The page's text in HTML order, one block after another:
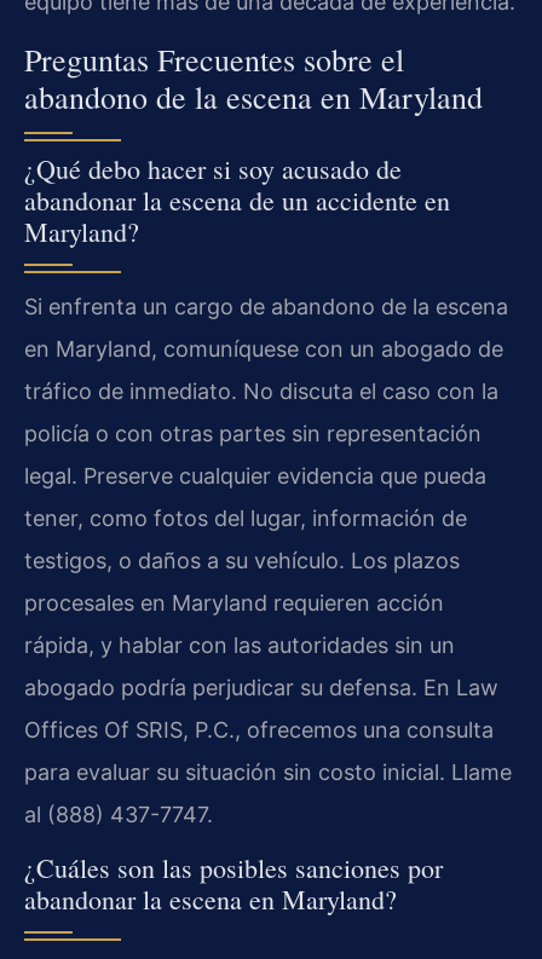
Preguntas Frecuentes sobre el
abandono de la escena en Maryland
¿Qué debo hacer si soy acusado de
abandonar la escena de un accidente en
Maryland?
Si enfrenta un cargo de abandono de la escena
en Maryland, comuníquese con un abogado de
tráfico de inmediato. No discuta el caso con la
policía o con otras partes sin representación
legal. Preserve cualquier evidencia que pueda
tener, como fotos del lugar, información de
testigos, o daños a su vehículo. Los plazos
procesales en Maryland requieren acción
rápida, y hablar con las autoridades sin un
abogado podría perjudicar su defensa. En Law
Offices Of SRIS, P.C., ofrecemos una consulta
para evaluar su situación sin costo inicial. Llame
al (888) 437-7747.
¿Cuáles son las posibles sanciones por
abandonar la escena en Maryland?